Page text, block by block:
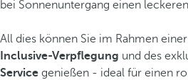
bei Sonnenuntergang einen
All dies können Sie im Rahmen
Inclusive-Verpflegung und des
Service genießen - ideal für einen